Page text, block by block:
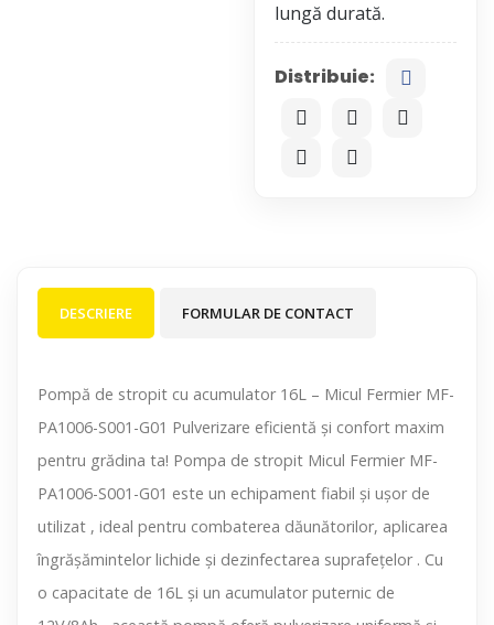
Distribuie:
DESCRIERE FORMULAR DE CONTACT
Pompă de stropit cu acumulator 16L – Micul Fermier MF-
PA1006-S001-G01 Pulverizare eficientă și confort maxim
pentru grădina ta! Pompa de stropit Micul Fermier MF-
PA1006-S001-G01 este un echipament fiabil și ușor de
utilizat , ideal pentru combaterea dăunătorilor, aplicarea
îngrășămintelor lichide și dezinfectarea suprafețelor . Cu
o capacitate de 16L și un acumulator puternic de